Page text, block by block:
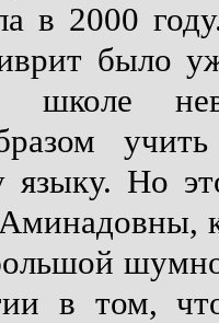
в 2000
было
школе
языку. Но
в том,